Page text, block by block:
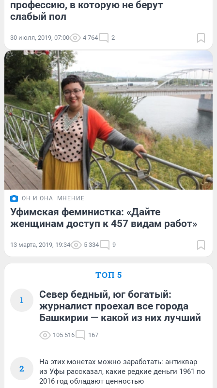
профессию, в которую не берут
слабый пол
30 июля, 2019, 07:00 4 764 2
ОН И ОНА МНЕНИЕ
Уфимская феминистка: «Дайте
женщинам доступ к 457 видам работ»
13 марта, 2019, 19:34 5 334 9
ТОП 5
1
Север бедный, юг богатый:
журналист проехал все города
Башкирии — какой из них лучший
105 516 167
2
На этих монетах можно заработать: антиквар
из Уфы рассказал, какие редкие деньги 1961 по
2016 год обладают ценностью